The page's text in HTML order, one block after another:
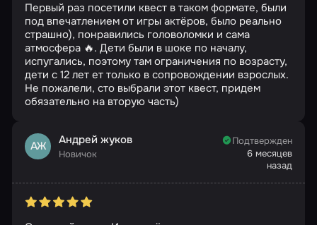
Первый раз посетили квест в таком формате, были
под впечатлением от игры актёров, было реально
страшно), понравились головоломки и сама
атмосфера 🔥. Дети были в шоке по началу,
испугались, поэтому там ограничения по возрасту,
дети с 12 лет ет только в сопровождении взрослых.
Не пожалели, сто выбрали этот квест, придем
обязательно на вторую часть)
АЖ Андрей жуков
Новичок
Подтвержден
6 месяцев
назад